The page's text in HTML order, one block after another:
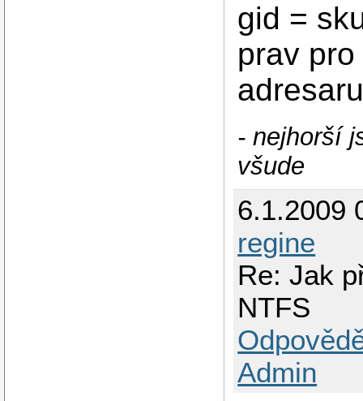
gid =
prav
- nejhorší
všude
6.1.2009
regine
Re: Jak
NTFS
Admin